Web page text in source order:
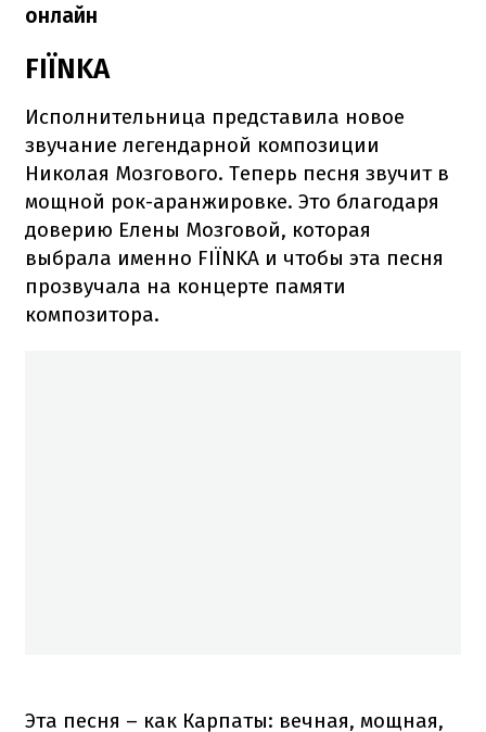
онлайн
FIЇNKA
Исполнительница представила новое
звучание легендарной композиции
Николая Мозгового. Теперь песня звучит в
мощной рок-аранжировке. Это благодаря
доверию Елены Мозговой, которая
выбрала именно FIЇNKA и чтобы эта песня
прозвучала на концерте памяти
композитора.
Эта песня – как Карпаты: вечная, мощная,